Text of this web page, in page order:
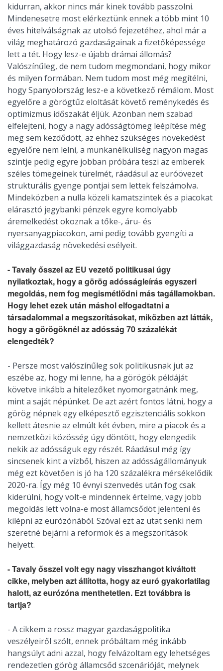
kidurran, akkor nincs már kinek tovább passzolni.
Mindenesetre most elérkeztünk ennek a több mint 10
éves hitelválságnak az utolsó fejezetéhez, ahol már a
világ meghatározó gazdaságainak a fizetőképessége
lett a tét. Hogy lesz-e újabb drámai állomás?
Valószínűleg, de nem tudom megmondani, hogy mikor
és milyen formában. Nem tudom most még megítélni,
hogy Spanyolország lesz-e a következő rémálom. Most
egyelőre a görögtűz eloltását követő reménykedés és
optimizmus időszakát éljük. Azonban nem szabad
elfelejteni, hogy a nagy adósságtömeg leépítése még
meg sem kezdődött, az ehhez szükséges növekedést
egyelőre nem lelni, a munkanélküliség nagyon magas
szintje pedig egyre jobban próbára teszi az emberek
széles tömegeinek türelmét, ráadásul az euróövezet
strukturális gyenge pontjai sem lettek felszámolva.
Mindeközben a nulla közeli kamatszintek és a piacokat
elárasztó jegybanki pénzek egyre komolyabb
áremelkedést okoznak a tőke-, áru- és
nyersanyagpiacokon, ami pedig tovább gyengíti a
világgazdaság növekedési esélyeit.
- Tavaly ősszel az EU vezető politikusai úgy
nyilatkoztak, hogy a görög adósságleírás egyszeri
megoldás, nem fog megismétlődni más tagállamokban.
Hogy lehet ezek után máshol elfogadtatni a
társadalommal a megszorításokat, miközben azt látták,
hogy a görögöknél az adósság 70 százalékát
elengedték?
- Persze most valószínűleg sok politikusnak jut az
eszébe az, hogy mi lenne, ha a görögök példáját
követve inkább a hitelezőket nyomorgatnánk meg,
mint a saját népünket. De azt azért fontos látni, hogy a
görög népnek egy elképesztő egzisztenciális sokkon
kellett átesnie az elmúlt két évben, mire a piacok és a
nemzetközi közösség úgy döntött, hogy elengedik
nekik az adósságuk egy részét. Ráadásul még így
sincsenek kint a vízből, hiszen az adósságállományuk
még ezt követően is jó ha 120 százalékra mérsékelődik
2020-ra. Így még 10 évnyi szenvedés után fog csak
kiderülni, hogy volt-e mindennek értelme, vagy jobb
megoldás lett volna-e most államcsődöt jelenteni és
kilépni az eurózónából. Szóval ezt az utat senki nem
szeretné bejárni a reformok és a megszorítások
helyett.
- Tavaly ősszel volt egy nagy visszhangot kiváltott
cikke, melyben azt állította, hogy az euró gyakorlatilag
halott, az eurózóna menthetetlen. Ezt továbbra is
tartja?
- A cikkem a rossz magyar gazdaságpolitika
veszélyeiről szólt, ennek próbáltam még inkább
hangsúlyt adni azzal, hogy felvázoltam egy lehetséges
rendezetlen görög államcsőd szcenárióját, melynek